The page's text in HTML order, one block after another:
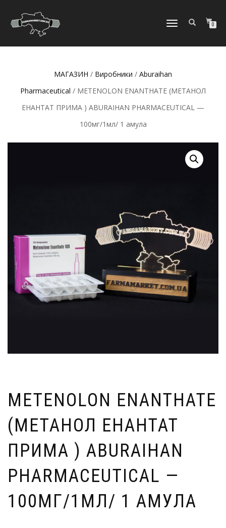
МОБІЛЬНЕ
0
МАГАЗИН / Виробники / Aburaihan
Pharmaceutical / METENOLON ENANTHATE (МЕТАНОЛ
ЕНАНТАТ ПРИМА ) ABURAIHAN PHARMACEUTICAL —
100мг/1мл/ 1 амула
METENOLON ENANTHATE
(МЕТАНОЛ ЕНАНТАТ
ПРИМА ) ABURAIHAN
PHARMACEUTICAL —
100МГ/1МЛ/ 1 АМУЛА